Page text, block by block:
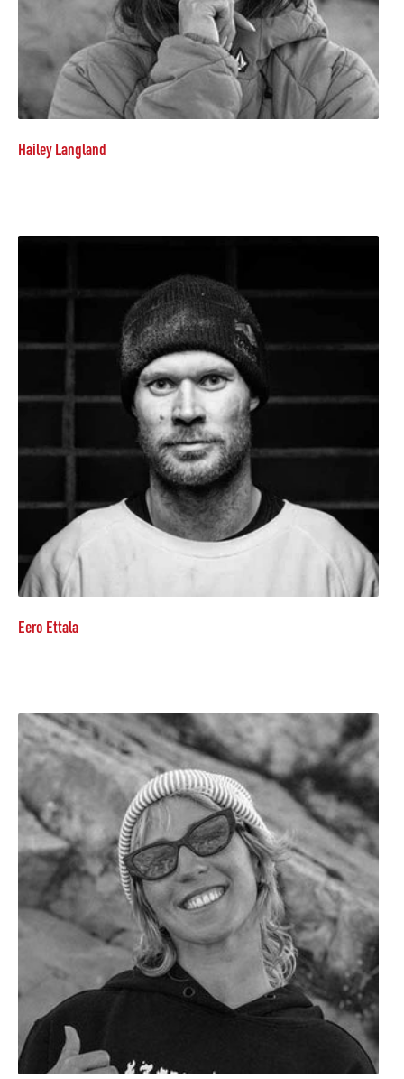
Hailey Langland
Eero Ettala